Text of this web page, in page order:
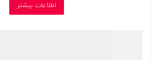
اطلاعات بیشتر